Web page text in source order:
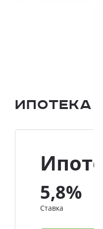
Ипотека
5,8%
Ставка